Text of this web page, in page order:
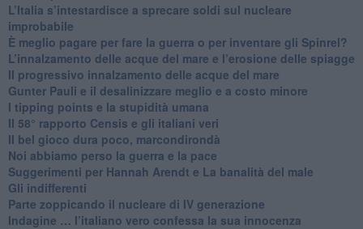
L’Italia s’intestardisce a sprecare soldi sul nucleare
improbabile
È meglio pagare per fare la guerra o per inventare gli Spinrel?
​L’innalzamento delle acque del mare e l’erosione delle spiagge
​Il progressivo innalzamento delle acque del mare
​Gunter Pauli e il desalinizzare meglio e a costo minore
I tipping points e la stupidità umana
​Il 58° rapporto Censis e gli italiani veri
​Il bel gioco dura poco, marcondirondà
Noi abbiamo perso la guerra e la pace
Suggerimenti per Hannah Arendt e La banalità del male
​Gli indifferenti
Parte zoppicando il nucleare di IV generazione
​Indagine … l’italiano vero confessa la sua innocenza